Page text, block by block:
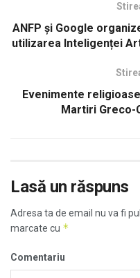
ANFP și Google
utilizarea Inteligenței
Evenimente
Martiri Greco-
Lasă un răspuns
Adresa ta de email nu va fi
marcate cu *
Comentariu